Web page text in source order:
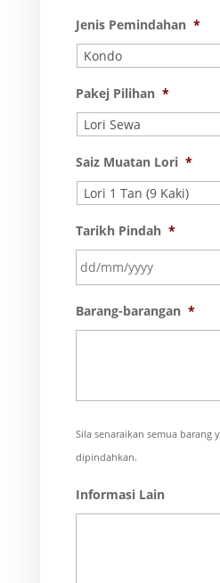
Jenis Pemindahan *
Pakej Pilihan *
Saiz Muatan Lori *
Tarikh Pindah *
slash
Barang-barangan *
Sila senaraikan semua barang
dipindahkan.
Informasi Lain